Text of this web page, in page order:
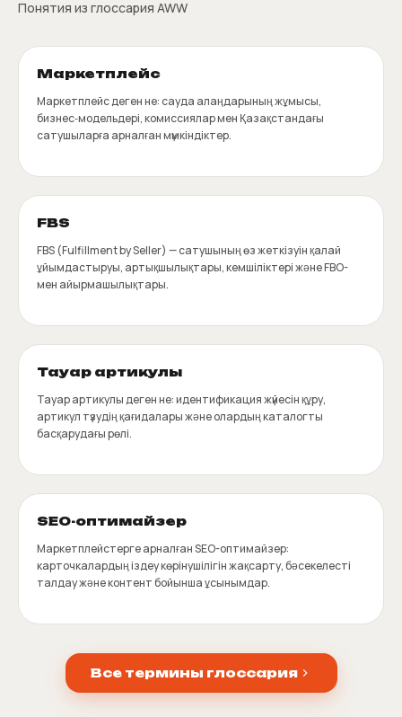
Понятия из глоссария AWW
Маркетплейс
Маркетплейс деген не: сауда алаңдарының жұмысы,
бизнес‑модельдері, комиссиялар мен Қазақстандағы
сатушыларға арналған мүмкіндіктер.
FBS
FBS (Fulfillment by Seller) — сатушының өз жеткізуін қалай
ұйымдастыруы, артықшылықтары, кемшіліктері және FBO-
мен айырмашылықтары.
Тауар артикулы
Тауар артикулы деген не: идентификация жүйесін құру,
артикул түзудің қағидалары және олардың каталогты
басқарудағы рөлі.
SEO-оптимайзер
Маркетплейстерге арналған SEO-оптимайзер:
карточкалардың іздеу көрінушілігін жақсарту, бәсекелесті
талдау және контент бойынша ұсынымдар.
Все термины глоссария